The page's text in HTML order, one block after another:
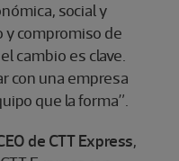
social y
compromiso de
cambio es clave.
con una empresa
que la forma”.
de CTT Express,